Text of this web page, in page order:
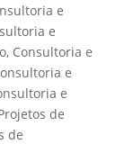
e
e
, Consultoria e
e
e
de
de